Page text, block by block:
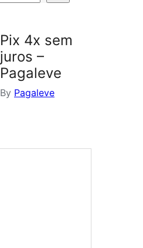
Pix 4x sem
juros –
Pagaleve
By Pagaleve